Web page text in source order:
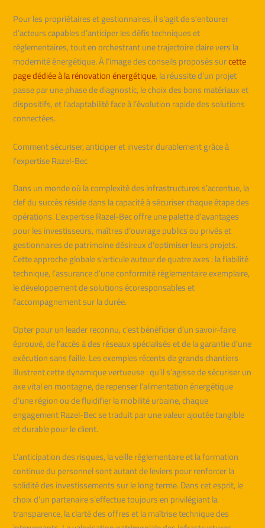
Pour les propriétaires et gestionnaires, il s’agit de s’entourer
d’acteurs capables d’anticiper les défis techniques et
réglementaires, tout en orchestrant une trajectoire claire vers la
modernité énergétique. À l’image des conseils proposés surcette
page dédiée à la rénovation énergétique, la réussite d’un projet
passe par une phase de diagnostic, le choix des bons matériaux et
dispositifs, et l’adaptabilité face à l’évolution rapide des solutions
connectées.
Comment sécuriser, anticiper et investir durablement grâce à
l’expertise Razel-Bec
Dans un monde où la complexité des infrastructures s’accentue, la
clef du succès réside dans la capacité à sécuriser chaque étape des
opérations. L’expertise Razel-Bec offre une palette d’avantages
pour les investisseurs, maîtres d’ouvrage publics ou privés et
gestionnaires de patrimoine désireux d’optimiser leurs projets.
Cette approche globale s’articule autour de quatre axes : la fiabilité
technique, l’assurance d’une conformité réglementaire exemplaire,
le développement de solutions écoresponsables et
l’accompagnement sur la durée.
Opter pour un leader reconnu, c’est bénéficier d’un savoir-faire
éprouvé, de l’accès à des réseaux spécialisés et de la garantie d’une
exécution sans faille. Les exemples récents de grands chantiers
illustrent cette dynamique vertueuse : qu’il s’agisse de sécuriser un
axe vital en montagne, de repenser l’alimentation énergétique
d’une région ou de fluidifier la mobilité urbaine, chaque
engagement Razel-Bec se traduit par une valeur ajoutée tangible
et durable pour le client.
L’anticipation des risques, la veille réglementaire et la formation
continue du personnel sont autant de leviers pour renforcer la
solidité des investissements sur le long terme. Dans cet esprit, le
choix d’un partenaire s’effectue toujours en privilégiant la
transparence, la clarté des offres et la maîtrise technique des